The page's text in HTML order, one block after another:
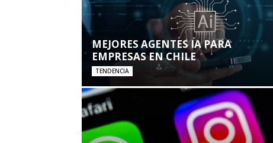
MEJORES AGENTES IA PARA
EMPRESAS EN CHILE
TENDENCIA